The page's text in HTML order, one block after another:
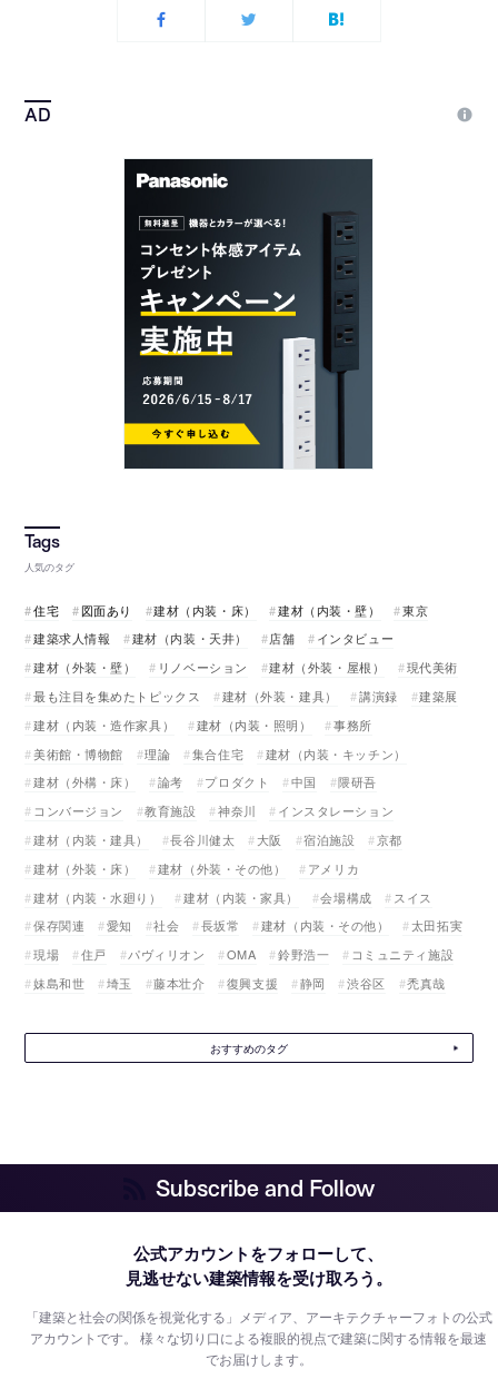
人気のタグ
住宅 図面あり 建材（内装・床） 建材（内装・壁）
東京
建築求人情報
建材（内装・天井） 店舗
インタビュー
建材（外装・壁）
リノベーション 建材（外装・屋根）
現代美術
最も注目を集めたトピックス
建材（外装・建具） 講演録
建築展
建材（内装・造作家具）
建材（内装・照明）
事務所
美術館・博物館
理論 集合住宅
建材（内装・キッチン）
建材（外構・床）
論考 プロダクト 中国
隈研吾
コンバージョン
教育施設 神奈川
インスタレーション
建材（内装・建具）
長谷川健太 大阪 宿泊施設
京都
建材（外装・床）
建材（外装・その他）
アメリカ
建材（内装・水廻り）
建材（内装・家具） 会場構成
スイス
保存関連
愛知 社会 長坂常 建材（内装・その他）
太田拓実
現場
住戸 パヴィリオン OMA 鈴野浩一
コミュニティ施設
妹島和世
埼玉 藤本壮介 復興支援 静岡 渋谷区 禿真哉
おすすめのタグ
Subscribe and Follow
公式アカウントをフォローして、
見逃せない建築情報を受け取ろう。
「建築と社会の関係を視覚化する」メディア、アーキテクチャーフォトの公式
アカウントです。様々な切り口による複眼的視点で建築に関する情報を最速
でお届けします。